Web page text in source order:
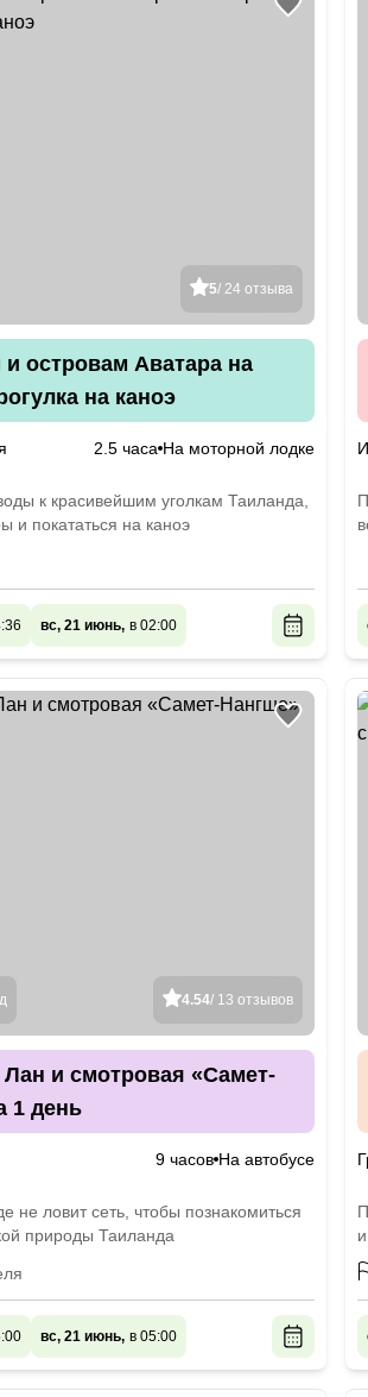
5/ 24 отзыва
островам Аватара на
на каноэ
2.5 часа На моторной лодке
к красивейшим уголкам Таиланда,
и покататься на каноэ
вс, 21 июнь, в 02:00
4.54/ 13 отзывов
и смотровая «Самет-
1 день
9 часов На автобусе
не ловит сеть, чтобы познакомиться
природы Таиланда
вс, 21 июнь, в 05:00